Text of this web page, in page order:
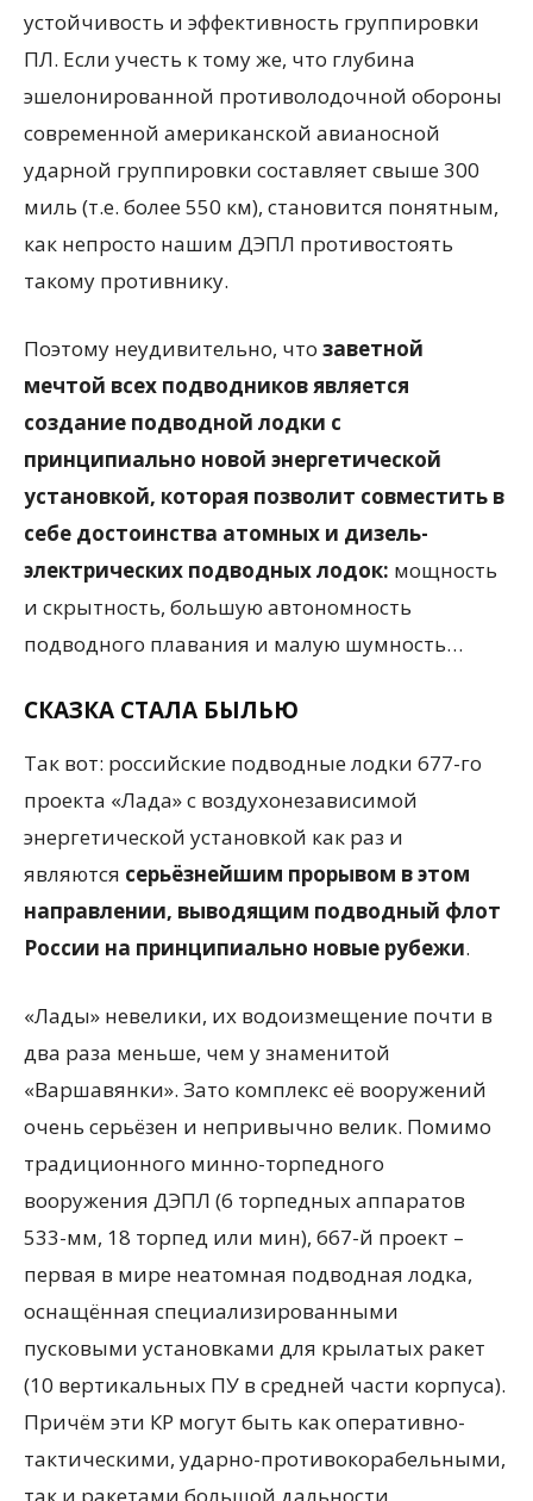
устойчивость и эффективность группировки
ПЛ. Если учесть к тому же, что глубина
эшелонированной противолодочной обороны
современной американской авианосной
ударной группировки составляет свыше 300
миль (т.е. более 550 км), становится понятным,
как непросто нашим ДЭПЛ противостоять
такому противнику.
Поэтому неудивительно, что заветной
мечтой всех подводников является
создание подводной лодки с
принципиально новой энергетической
установкой, которая позволит совместить в
себе достоинства атомных и дизель-
электрических подводных лодок: мощность
и скрытность, большую автономность
подводного плавания и малую шумность…
СКАЗКА СТАЛА БЫЛЬЮ
Так вот: российские подводные лодки 677-го
проекта «Лада» с воздухонезависимой
энергетической установкой как раз и
являются серьёзнейшим прорывом в этом
направлении, выводящим подводный флот
России на принципиально новые рубежи.
«Лады» невелики, их водоизмещение почти в
два раза меньше, чем у знаменитой
«Варшавянки». Зато комплекс её вооружений
очень серьёзен и непривычно велик. Помимо
традиционного минно-торпедного
вооружения ДЭПЛ (6 торпедных аппаратов
533-мм, 18 торпед или мин), 667-й проект –
первая в мире неатомная подводная лодка,
оснащённая специализированными
пусковыми установками для крылатых ракет
(10 вертикальных ПУ в средней части корпуса).
Причём эти КР могут быть как оперативно-
тактическими, ударно-противокорабельными,